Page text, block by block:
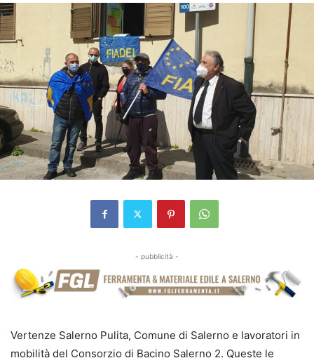
- pubblicità -
Vertenze Salerno Pulita, Comune di Salerno e lavoratori in
mobilità del Consorzio di Bacino Salerno 2. Queste le